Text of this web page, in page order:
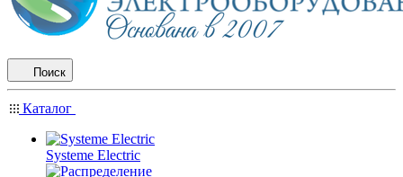
Поиск
Каталог
Systeme Electric